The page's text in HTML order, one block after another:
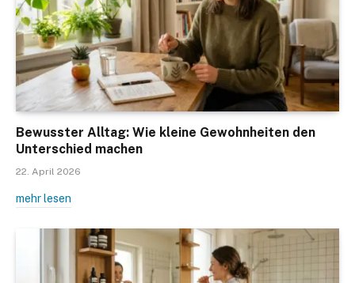
Bewusster Alltag: Wie kleine Gewohnheiten den
Unterschied machen
22. April 2026
mehr lesen